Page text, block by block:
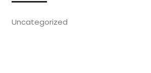
Uncategorized